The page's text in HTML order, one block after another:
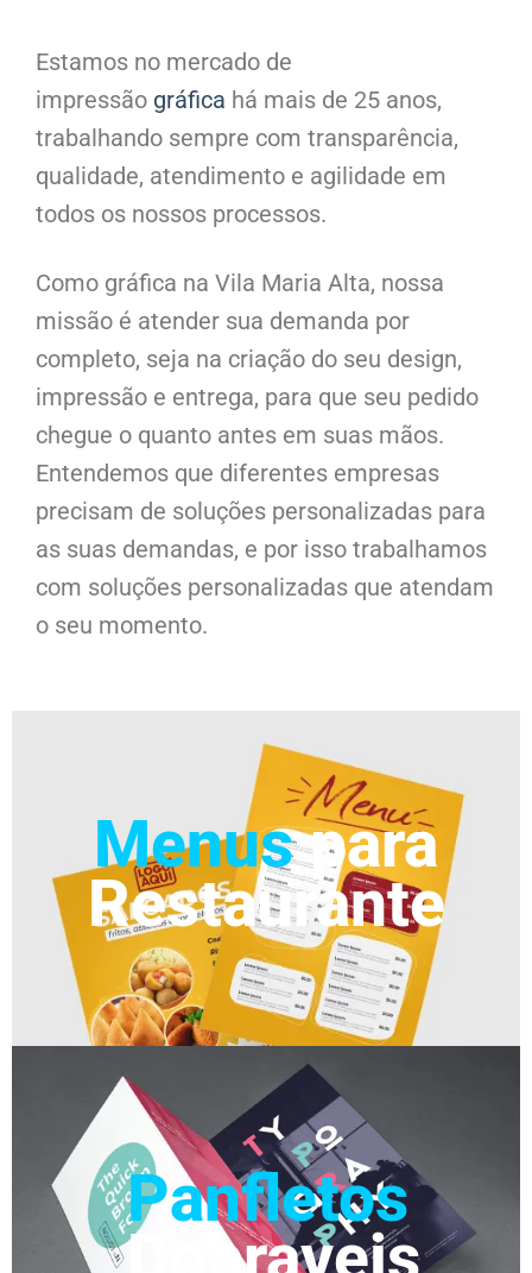
Estamos no mercado de
impressão gráfica há mais de 25 anos,
trabalhando sempre com transparência,
qualidade, atendimento e agilidade em
todos os nossos processos.
Como gráfica na Vila Maria Alta, nossa
missão é atender sua demanda por
completo, seja na criação do seu design,
impressão e entrega, para que seu pedido
chegue o quanto antes em suas mãos.
Entendemos que diferentes empresas
precisam de soluções personalizadas para
as suas demandas, e por isso trabalhamos
com soluções personalizadas que atendam
o seu momento.
Menuspara
Restaurante
Panfletos
Dobraveis